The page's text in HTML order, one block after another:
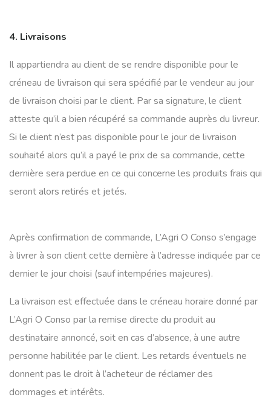
4. Livraisons
Il appartiendra au client de se rendre disponible pour le
créneau de livraison qui sera spécifié par le vendeur au jour
de livraison choisi par le client. Par sa signature, le client
atteste qu’il a bien récupéré sa commande auprès du livreur.
Si le client n’est pas disponible pour le jour de livraison
souhaité alors qu’il a payé le prix de sa commande, cette
dernière sera perdue en ce qui concerne les produits frais qui
seront alors retirés et jetés.
Après confirmation de commande, L’Agri O Conso s’engage
à livrer à son client cette dernière à l’adresse indiquée par ce
dernier le jour choisi (sauf intempéries majeures).
La livraison est effectuée dans le créneau horaire donné par
L’Agri O Conso par la remise directe du produit au
destinataire annoncé, soit en cas d’absence, à une autre
personne habilitée par le client. Les retards éventuels ne
donnent pas le droit à l’acheteur de réclamer des
dommages et intérêts.